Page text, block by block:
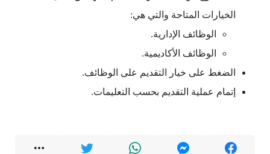
الخيارات المتاحة والتي هي:
الوظائف الإدارية.
الوظائف الأكاديمية.
الضغط على خيار التقديم على الوظائف.
إتمام عملية التقديم بحسب التعليمات.